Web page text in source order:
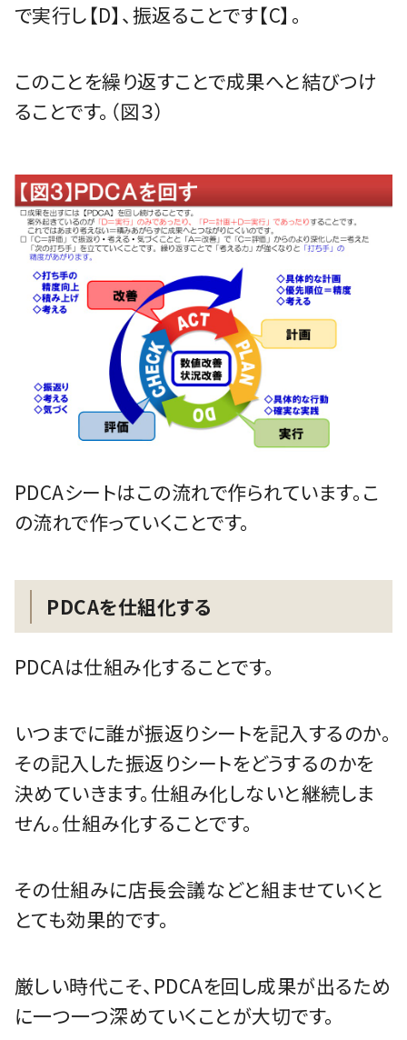
で実行し【D】、振返ることです【C】。
このことを繰り返すことで成果へと結びつけ
ることです。（図３）
PDCAシートはこの流れで作られています。こ
の流れで作っていくことです。
PDCAを仕組化する
PDCAは仕組み化することです。
いつまでに誰が振返りシートを記入するのか。
その記入した振返りシートをどうするのかを
決めていきます。仕組み化しないと継続しま
せん。仕組み化することです。
その仕組みに店長会議などと組ませていくと
とても効果的です。
厳しい時代こそ、PDCAを回し成果が出るため
に一つ一つ深めていくことが大切です。